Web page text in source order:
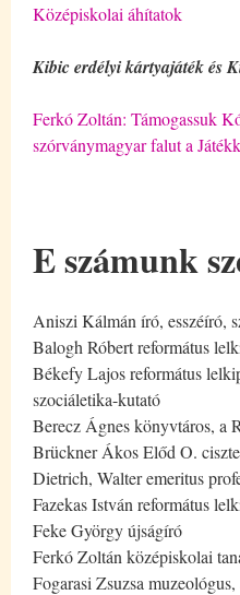
Középiskolai áhítatok
Kibic erdélyi kártyajáték és
Ferkó Zoltán: Támogassuk
szórványmagyar falut a
E számunk
Aniszi Kálmán író, esszéíró,
Balogh Róbert református
Békefy Lajos református
szociáletika-kutató
Berecz Ágnes könyvtáros, a
Brückner Ákos Előd O.
Dietrich, Walter emeritus
Fazekas István református
Feke György újságíró
Ferkó Zoltán középiskolai
Fogarasi Zsuzsa